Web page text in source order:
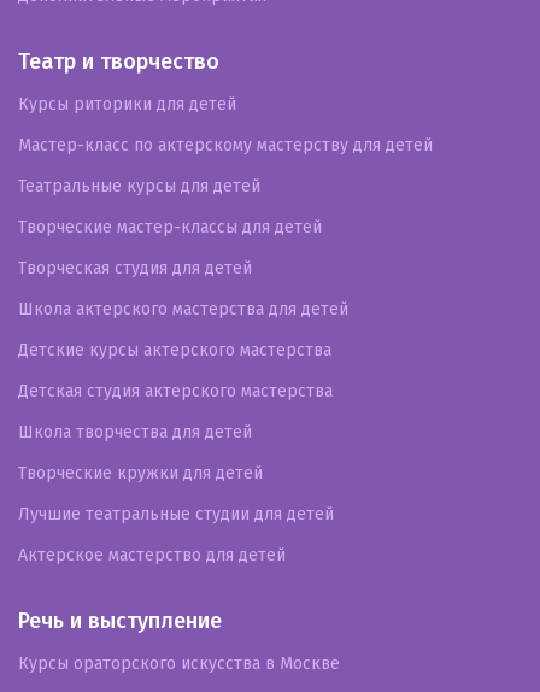
Театр и творчество
Курсы риторики для детей
Мастер-класс по актерскому мастерству для детей
Театральные курсы для детей
Творческие мастер-классы для детей
Творческая студия для детей
Школа актерского мастерства для детей
Детские курсы актерского мастерства
Детская студия актерского мастерства
Школа творчества для детей
Творческие кружки для детей
Лучшие театральные студии для детей
Актерское мастерство для детей
Речь и выступление
Курсы ораторского искусства в Москве